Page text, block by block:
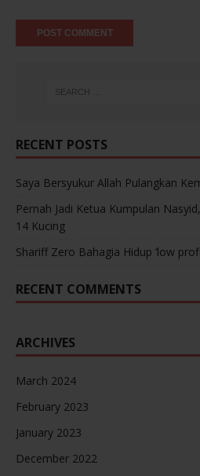
RECENT POSTS
Saya Bersyukur Allah Pulangkan
Pernah Jadi Ketua Kumpulan
14 Kucing
Shariff Zero Bahagia Hidup ‘low
RECENT COMMENTS
ARCHIVES
March 2024
February 2023
January 2023
December 2022